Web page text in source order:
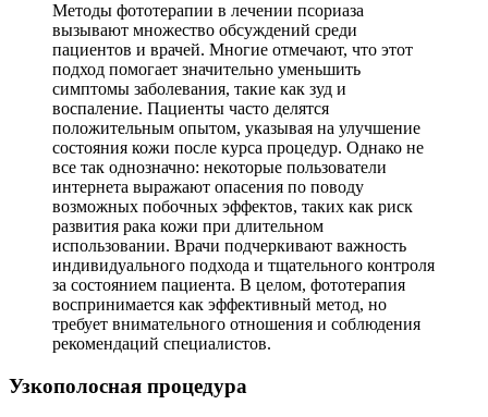
Методы фототерапии в лечении псориаза
вызывают множество обсуждений среди
пациентов и врачей. Многие отмечают, что этот
подход помогает значительно уменьшить
симптомы заболевания, такие как зуд и
воспаление. Пациенты часто делятся
положительным опытом, указывая на улучшение
состояния кожи после курса процедур. Однако не
все так однозначно: некоторые пользователи
интернета выражают опасения по поводу
возможных побочных эффектов, таких как риск
развития рака кожи при длительном
использовании. Врачи подчеркивают важность
индивидуального подхода и тщательного контроля
за состоянием пациента. В целом, фототерапия
воспринимается как эффективный метод, но
требует внимательного отношения и соблюдения
рекомендаций специалистов.
Узкополосная процедура